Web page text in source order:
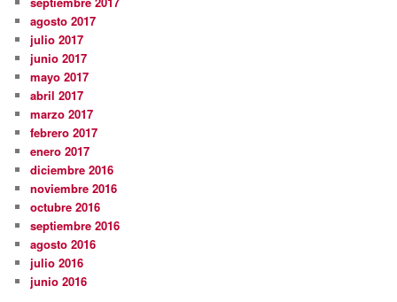
agosto 2017
julio 2017
junio 2017
mayo 2017
abril 2017
marzo 2017
febrero 2017
enero 2017
diciembre 2016
noviembre 2016
octubre 2016
septiembre 2016
agosto 2016
julio 2016
junio 2016